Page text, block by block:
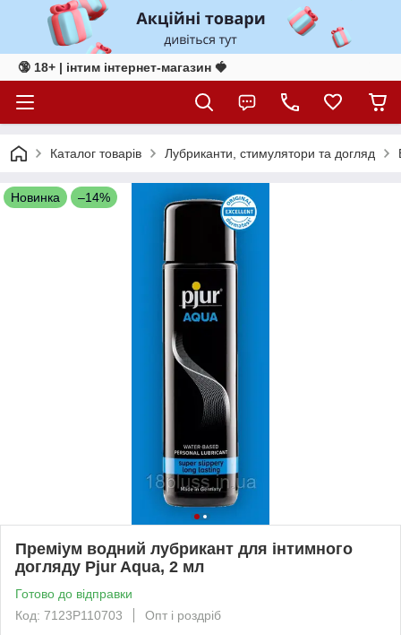
🔞 18+ | інтим інтернет-магазин 🍓
Каталог товарів Лубриканти, стимулятори та догляд
Новинка –14%
Преміум водний лубрикант для інтимного
догляду Pjur Aqua, 2 мл
Готово до відправки
Код: 7123P110703
Опт і роздріб